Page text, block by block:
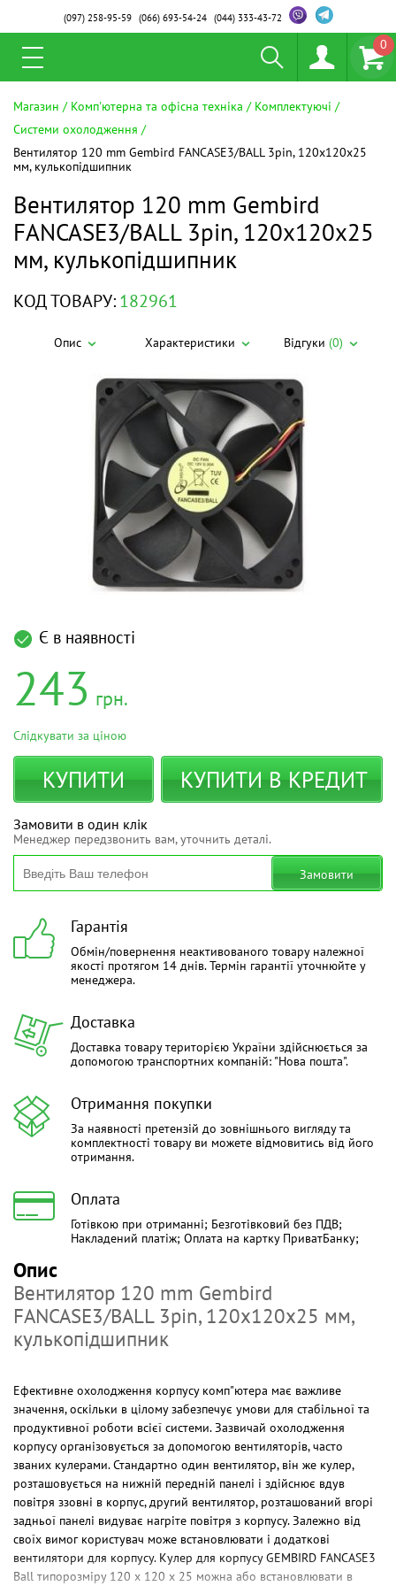
(097)258-95-59 (066)693-54-24 (044)333-43-72
0
Магазин Комп'ютерна та офісна техніка
Комплектуючі
Системи охолодження
Вентилятор 120 mm Gembird FANCASE3/BALL 3pin, 120х120х25
мм, кулькопідшипник
Вентилятор 120 mm Gembird
FANCASE3/BALL 3pin, 120х120х25
мм, кулькопідшипник
КОД ТОВАРУ:182961
Опис Характеристики Відгуки(0)
Є в наявності
243 грн.
Слідкувати за ціною
КУПИТИ КУПИТИ В КРЕДИТ
Замовити в один клік
Менеджер передзвонить вам, уточнить деталі.
Замовити
Гарантія
Обмін/повернення неактивованого товару належної
якості протягом 14 днів. Термін гарантії уточнюйте у
менеджера.
Доставка
Доставка товару територією України здійснюється за
допомогою транспортних компаній: "Нова пошта".
Отримання покупки
За наявності претензій до зовнішнього вигляду та
комплектності товару ви можете відмовитись від його
отримання.
Оплата
Готівкою при отриманні; Безготівковий без ПДВ;
Накладений платіж; Оплата на картку ПриватБанку;
Опис
Вентилятор 120 mm Gembird
FANCASE3/BALL 3pin, 120х120х25 мм,
кулькопідшипник
Ефективне охолодження корпусу комп"ютера має важливе
значення, оскільки в цілому забезпечує умови для стабільної та
продуктивної роботи всієї системи. Зазвичай охолодження
корпусу організовується за допомогою вентиляторів, часто
званих кулерами. Стандартно один вентилятор, він же кулер,
розташовується на нижній передній панелі і здійснює вдув
повітря ззовні в корпус, другий вентилятор, розташований вгорі
задньої панелі видуває нагріте повітря з корпусу. Залежно від
своїх вимог користувач може встановлювати і додаткові
вентилятори для корпусу. Кулер для корпусу GEMBIRD FANCASE3
Ball типорозміру 120 х 120 х 25 можна або встановлювати в